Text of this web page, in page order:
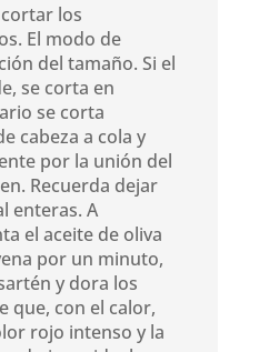
los
El modo de
del tamaño. Si el
se corta en
se corta
cabeza a cola y
por la unión del
Recuerda dejar
enteras. A
el aceite de oliva
por un minuto,
y dora los
que, con el calor,
rojo intenso y la